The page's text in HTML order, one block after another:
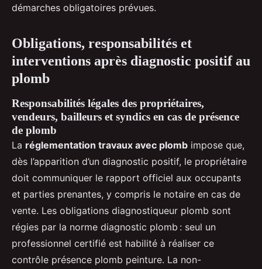
démarches obligatoires prévues.
Obligations, responsabilités et
interventions après diagnostic positif au
plomb
Responsabilités légales des propriétaires,
vendeurs, bailleurs et syndics en cas de présence
de plomb
La réglementation travaux avec plomb impose que,
dès l’apparition d’un diagnostic positif, le propriétaire
doit communiquer le rapport officiel aux occupants
et parties prenantes, y compris le notaire en cas de
vente. Les obligations diagnostiqueur plomb sont
régies par la norme diagnostic plomb : seul un
professionnel certifié est habilité à réaliser ce
contrôle présence plomb peinture. La non-